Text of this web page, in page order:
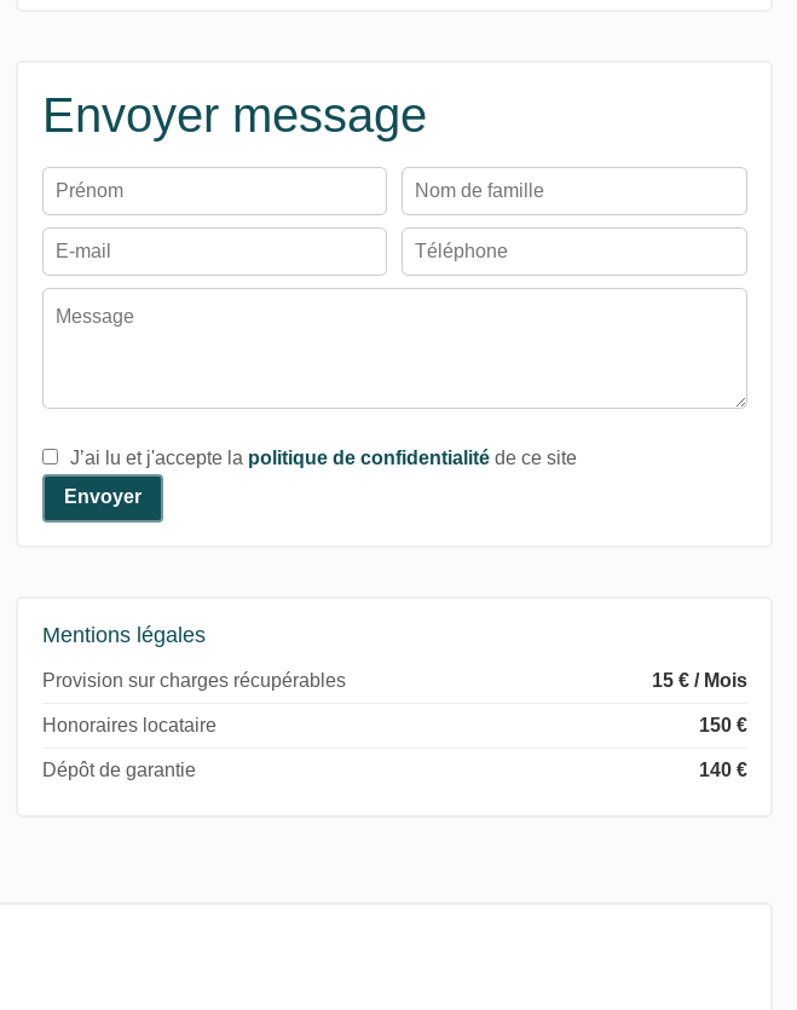
Envoyer message
J’ai lu et j'accepte la politique de confidentialitéde ce site
Envoyer
Mentions légales
Provision sur charges récupérables 15 € / Mois
Honoraires locataire 150 €
Dépôt de garantie 140 €